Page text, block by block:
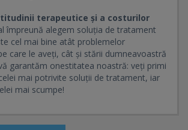
terapeutice și a costurilor
împreună alegem soluția de tratament
cel mai bine atât problemelor
care le aveți, cât și stării dumneavoastră
garantăm onestitatea noastră: veți primi
mai potrivite soluții de tratament, iar
mai scumpe!